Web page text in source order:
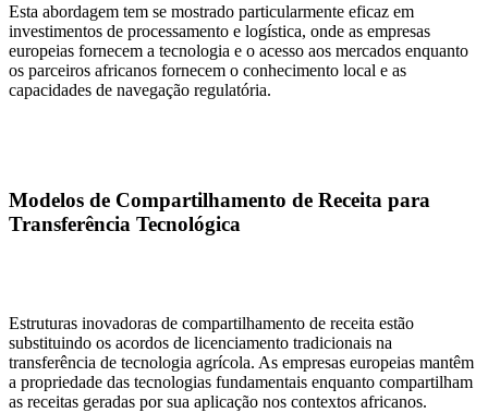
Esta abordagem tem se mostrado particularmente eficaz em
investimentos de processamento e logística, onde as empresas
europeias fornecem a tecnologia e o acesso aos mercados enquanto
os parceiros africanos fornecem o conhecimento local e as
capacidades de navegação regulatória.
Modelos de Compartilhamento de Receita para
Transferência Tecnológica
Estruturas inovadoras de compartilhamento de receita estão
substituindo os acordos de licenciamento tradicionais na
transferência de tecnologia agrícola. As empresas europeias mantêm
a propriedade das tecnologias fundamentais enquanto compartilham
as receitas geradas por sua aplicação nos contextos africanos.